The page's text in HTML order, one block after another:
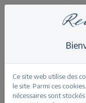
Jimmy
Retour
Ce site web utilise des
le site. Parmi ces
nécessaires sont